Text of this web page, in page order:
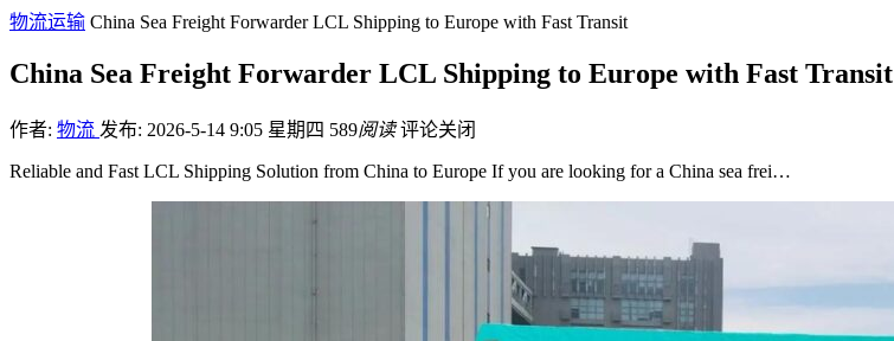
物流运输 China Sea Freight Forwarder LCL Shipping to Europe with Fast Transit
China Sea Freight Forwarder LCL Shipping to Europe with Fast Transit
作者: 物流 发布: 2026-5-14 9:05 星期四 589阅读 评论关闭
Reliable and Fast LCL Shipping Solution from China to Europe If you are looking for a China sea frei…